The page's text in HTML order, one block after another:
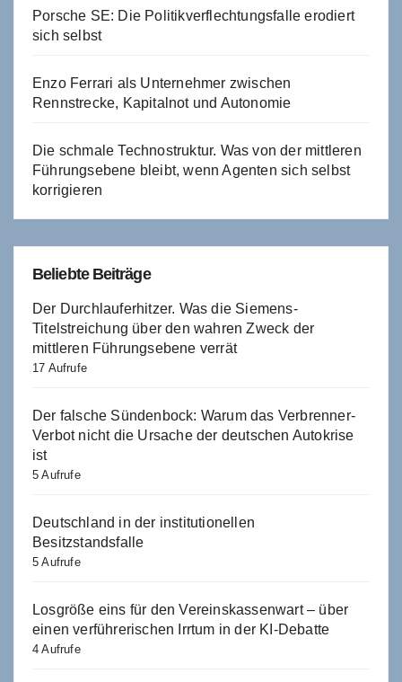
Porsche SE: Die Politikverflechtungsfalle erodiert
sich selbst
Enzo Ferrari als Unternehmer zwischen
Rennstrecke, Kapitalnot und Autonomie
Die schmale Technostruktur. Was von der mittleren
Führungsebene bleibt, wenn Agenten sich selbst
korrigieren
Beliebte Beiträge
Der Durchlauferhitzer. Was die Siemens-
Titelstreichung über den wahren Zweck der
mittleren Führungsebene verrät
17 Aufrufe
Der falsche Sündenbock: Warum das Verbrenner-
Verbot nicht die Ursache der deutschen Autokrise
ist
5 Aufrufe
Deutschland in der institutionellen
Besitzstandsfalle
5 Aufrufe
Losgröße eins für den Vereinskassenwart – über
einen verführerischen Irrtum in der KI-Debatte
4 Aufrufe